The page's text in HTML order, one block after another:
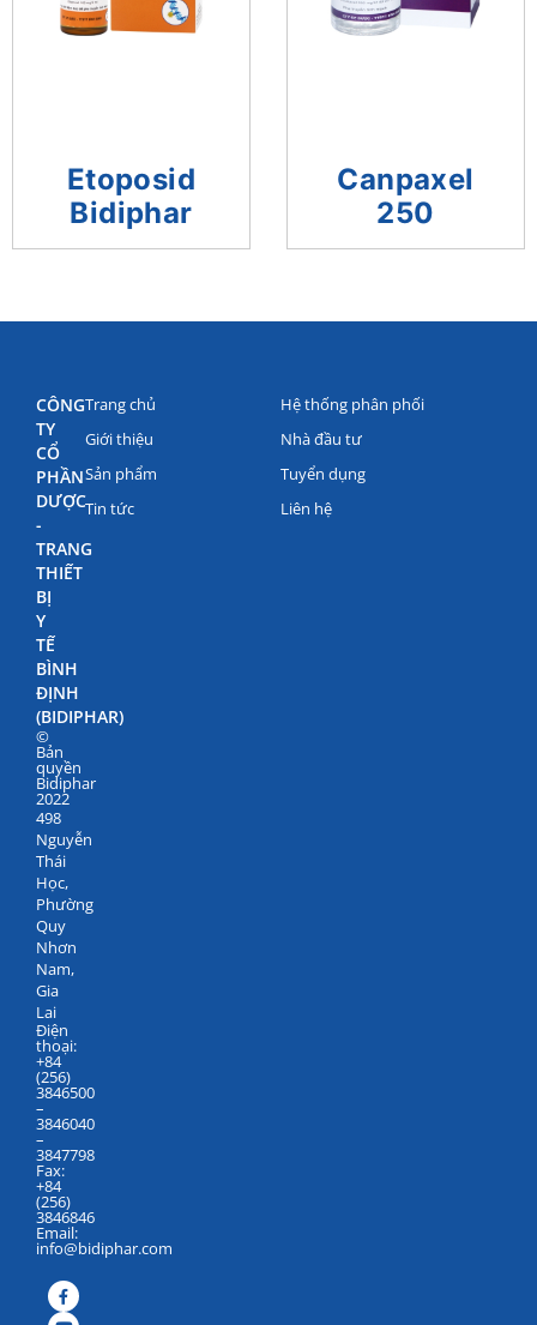
Etoposid
Bidiphar
Canpaxel
250
CÔNG
TY
CỔ
PHẦN
DƯỢC
-
TRANG
THIẾT
BỊ
Y
TẾ
BÌNH
ĐỊNH
(BIDIPHAR)
©
Bản
quyền
Bidiphar
2022
498
Nguyễn
Thái
Học,
Phường
Quy
Nhơn
Nam,
Gia
Lai
Điện
thoại:
+84
(256)
3846500
–
3846040
–
3847798
Fax:
+84
(256)
3846846
Email:
info@bidiphar.com
Trang chủ
Giới thiệu
Sản phẩm
Tin tức
Hệ thống phân phối
Nhà đầu tư
Tuyển dụng
Liên hệ